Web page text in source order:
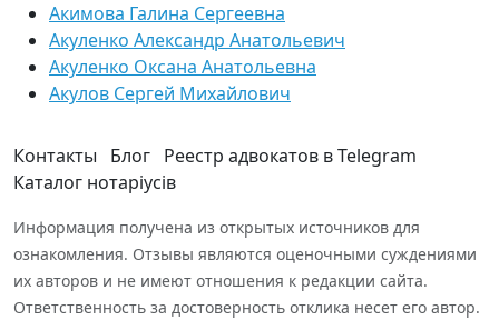
Акимова Галина Сергеевна
Акуленко Александр Анатольевич
Акуленко Оксана Анатольевна
Акулов Сергей Михайлович
Контакты Блог Реестр адвокатов в Telegram
Каталог нотаріусів
Информация получена из открытых источников для
ознакомления. Отзывы являются оценочными суждениями
их авторов и не имеют отношения к редакции сайта.
Ответственность за достоверность отклика несет его автор.